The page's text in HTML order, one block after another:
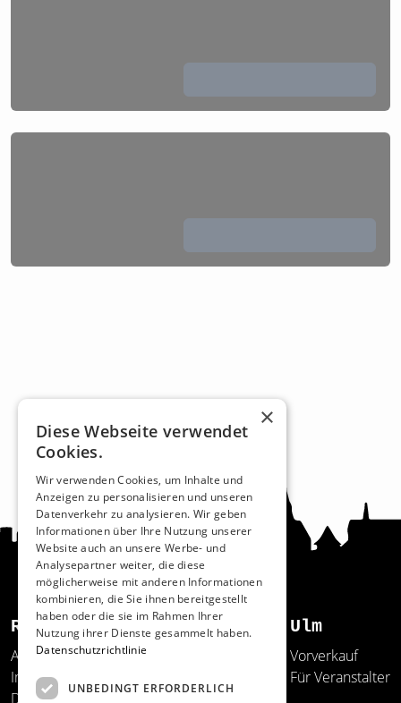
Recht und Ordnung
AGB
Impressum
Datenschutz
Ulm
Vorverkauf
Für Veranstalter
×
Diese Webseite verwendet
Cookies.
Wir verwenden Cookies, um Inhalte und
Anzeigen zu personalisieren und unseren
Datenverkehr zu analysieren. Wir geben
Informationen über Ihre Nutzung unserer
Website auch an unsere Werbe- und
Analysepartner weiter, die diese
möglicherweise mit anderen Informationen
kombinieren, die Sie ihnen bereitgestellt
haben oder die sie im Rahmen Ihrer
Nutzung ihrer Dienste gesammelt haben.
Datenschutzrichtlinie
UNBEDINGT ERFORDERLICH